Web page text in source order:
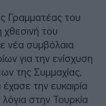
Γραμματέας του
του
νέα συμβόλαια
για την ενίσχυση
της Συμμαχίας,
την ευκαιρία
στην Τουρκία